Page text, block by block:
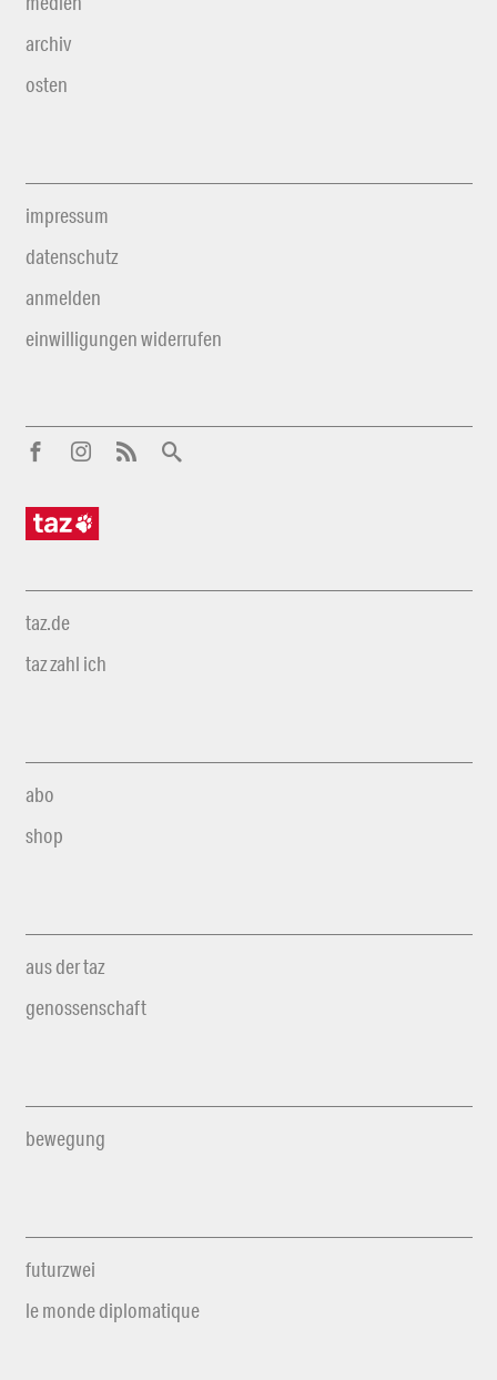
archiv
osten
impressum
datenschutz
anmelden
einwilligungen widerrufen
taz.de
taz zahl ich
abo
shop
aus der taz
genossenschaft
bewegung
futurzwei
le monde diplomatique